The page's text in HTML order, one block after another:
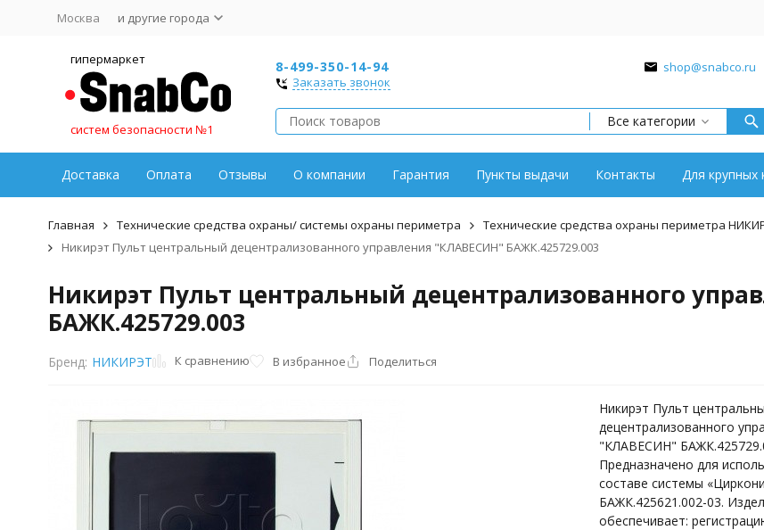
Москва и другие города
гипермаркет
систем безопасности №1
8-499-350-14-94 shop@snabco.ru
Заказать звонок
Все категории
Доставка Оплата Отзывы О компании Гарантия Пункты выдачи Контакты Для крупных
Главная Технические средства охраны/ системы охраны периметра
Технические средства охраны периметра
Никирэт Пульт центральный децентрализованного управления "КЛАВЕСИН" БАЖК.425729.003
Никирэт Пульт центральный децентрализованного
БАЖК.425729.003
Бренд: НИКИРЭТ К сравнению В избранное Поделиться
Никирэт Пульт
децентрализованного
"КЛАВЕСИН"
Предназначено для
составе системы
БАЖК.425621.002-03.
обеспечивает: